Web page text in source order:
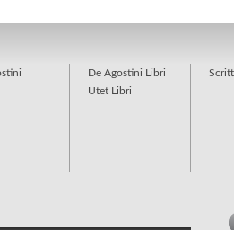
De Agostini Libri
Utet Libri